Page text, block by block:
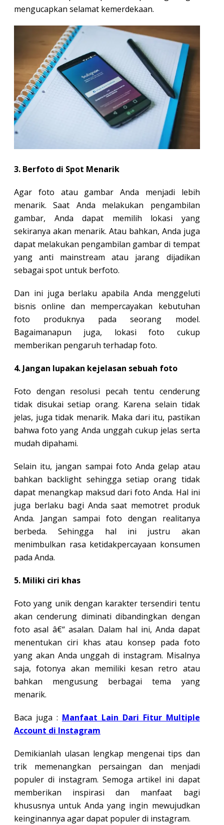
mengucapkan selamat kemerdekaan.
3. Berfoto di Spot Menarik
Agar foto atau gambar Anda menjadi lebih
menarik. Saat Anda melakukan pengambilan
gambar, Anda dapat memilih lokasi yang
sekiranya akan menarik. Atau bahkan, Anda juga
dapat melakukan pengambilan gambar di tempat
yang anti mainstream atau jarang dijadikan
sebagai spot untuk berfoto.
Dan ini juga berlaku apabila Anda menggeluti
bisnis online dan mempercayakan kebutuhan
foto produknya pada seorang model.
Bagaimanapun juga, lokasi foto cukup
memberikan pengaruh terhadap foto.
4. Jangan lupakan kejelasan sebuah foto
Foto dengan resolusi pecah tentu cenderung
tidak disukai setiap orang. Karena selain tidak
jelas, juga tidak menarik. Maka dari itu, pastikan
bahwa foto yang Anda unggah cukup jelas serta
mudah dipahami.
Selain itu, jangan sampai foto Anda gelap atau
bahkan backlight sehingga setiap orang tidak
dapat menangkap maksud dari foto Anda. Hal ini
juga berlaku bagi Anda saat memotret produk
Anda. Jangan sampai foto dengan realitanya
berbeda. Sehingga hal ini justru akan
menimbulkan rasa ketidakpercayaan konsumen
pada Anda.
5. Miliki ciri khas
Foto yang unik dengan karakter tersendiri tentu
akan cenderung diminati dibandingkan dengan
foto asal â€“ asalan. Dalam hal ini, Anda dapat
menentukan ciri khas atau konsep pada foto
yang akan Anda unggah di instagram. Misalnya
saja, fotonya akan memiliki kesan retro atau
bahkan mengusung berbagai tema yang
menarik.
Baca juga : Manfaat Lain Dari Fitur Multiple
Account di Instagram
Demikianlah ulasan lengkap mengenai tips dan
trik memenangkan persaingan dan menjadi
populer di instagram. Semoga artikel ini dapat
memberikan inspirasi dan manfaat bagi
khususnya untuk Anda yang ingin mewujudkan
keinginannya agar dapat populer di instagram.